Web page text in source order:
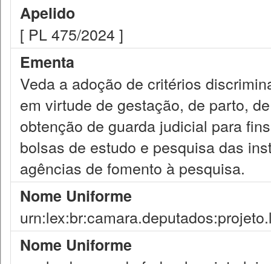
Apelido
[ PL 475/2024 ]
Ementa
Veda a adoção de critérios
em virtude de gestação, de parto,
obtenção de guarda judicial para
bolsas de estudo e pesquisa das
agências de fomento à pesquisa.
Nome Uniforme
Nome Uniforme